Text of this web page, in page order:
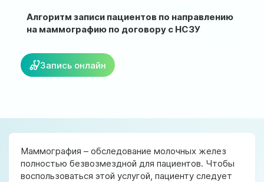
Мы работаем:
Сб: 8:00-18:00
Вс: 9:00-17:00
official@test.test.vesta-med.com
Мы в соц. сетях
Алгоритм записи пациентов по направлению
на маммографию по договору с НСЗУ
Запись онлайн
Маммография – обследование молочных желез
полностью безвозмездной для пациентов. Чтобы
воспользоваться этой услугой, пациенту следует